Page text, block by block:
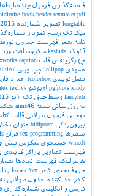
فاصله‌گذاری فرمول
book header texmaker pdf
longtable تصویر شمارنده
میک‌تک رسم نمودار
نامه شعر فهرست جداول
آکولاد kashida میکروسافت ورد
چهارگزینه‌ای قاب caption
عمودی lollipop چپ‌چینی
فصل‌نویسی tcolorbox اعداد
pgfplots xindy اوبونتو texlive
fancyhdr وسط‌چینی تک لایو 2015
به‌روزرسانی بسته aimc46
توخالی فرمول طولانی قالب
بیرون‌زدگی bidipoem عنوان
سطرها
tex-programming قرآن
winedt جستجوی معکوس فلش
فهرست تصاویر
پاراگراف‌بندی
هایپرلینک فهرست نمادها
حروف‌چینی شعر font محیط
کادر
جداکننده جدول طولانی
فارسی و انگلیسی شماره‌گذاری